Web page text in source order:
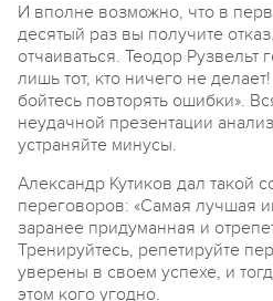
И вполне возможно, что в
десятый раз вы получите
отчаиваться. Теодор Рузвельт
лишь тот, кто ничего не
бойтесь повторять ошибки».
неудачной презентации
устраняйте минусы.
Александр Кутиков дал такой
переговоров: «Самая лучшая
заранее придуманная и
Тренируйтесь, репетируйте
уверены в своем успехе, и
этом кого угодно.